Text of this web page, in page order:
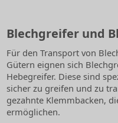
Blechgreifer und
Für den Transport von
Gütern eignen sich
Hebegreifer. Diese sind
sicher zu greifen und zu
gezahnte Klemmbacken,
ermöglichen.